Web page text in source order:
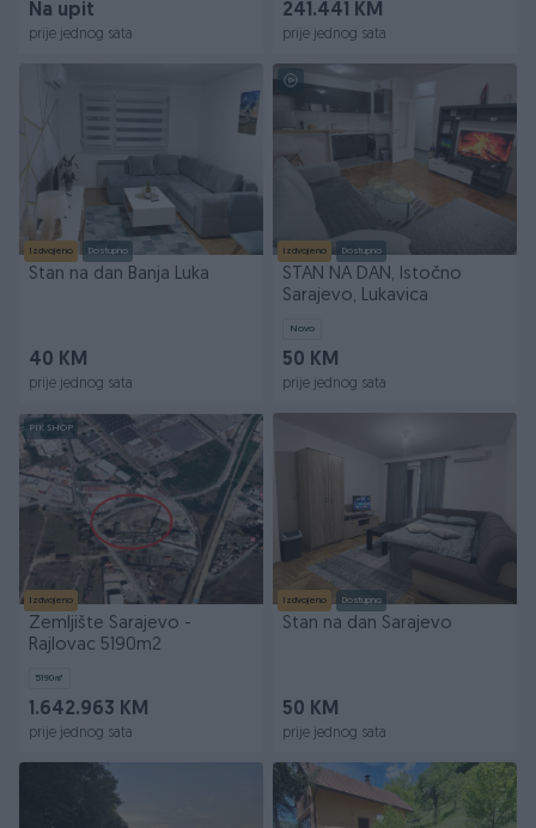
Na upit
prije jednog sata
241.441 KM
prije jednog sata
Izdvojeno Dostupno
Stan na dan Banja Luka
40 KM
prije jednog sata
Izdvojeno Dostupno
STAN NA DAN, Istočno
Sarajevo, Lukavica
Novo
50 KM
prije jednog sata
PIK SHOP
Izdvojeno
Zemljište Sarajevo -
Rajlovac 5190m2
5190㎡
1.642.963 KM
prije jednog sata
Izdvojeno Dostupno
Stan na dan Sarajevo
50 KM
prije jednog sata